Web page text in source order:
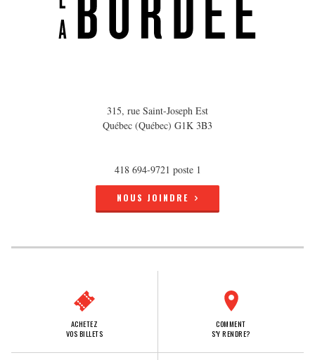
315, rue Saint-Joseph Est
Québec (Québec) G1K 3B3
418 694-9721 poste 1
NOUS JOINDRE
ACHETEZ
VOS BILLETS
COMMENT
S'Y RENDRE?